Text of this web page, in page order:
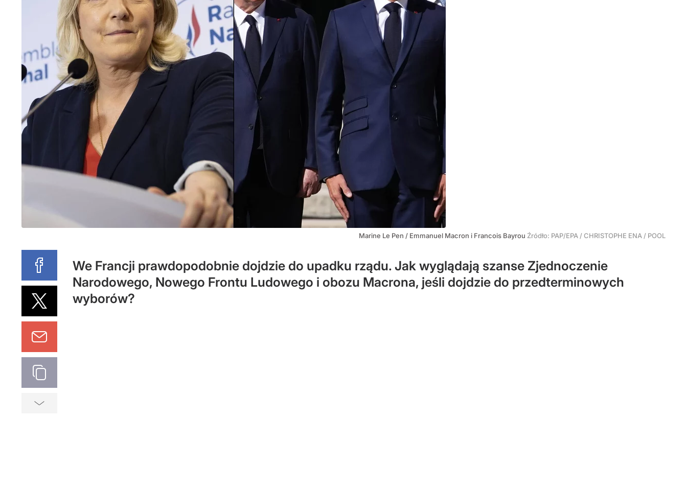
Marine Le Pen / Emmanuel Macron i Francois Bayrou Źródło: PAP/EPA /CHRISTOPHE ENA / POOL
We Francji prawdopodobnie dojdzie do upadku rządu. Jak wyglądają szanse Zjednoczenie
Narodowego, Nowego Frontu Ludowego i obozu Macrona, jeśli dojdzie do przedterminowych
wyborów?